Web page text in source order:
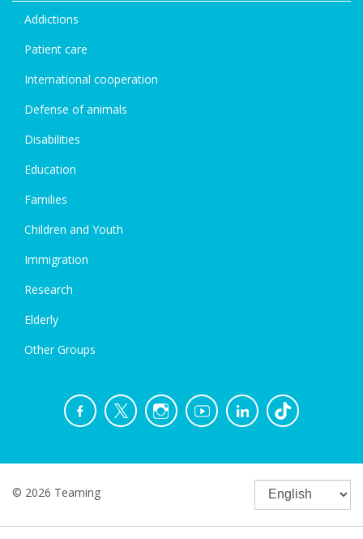
Addictions
Patient care
International cooperation
Defense of animals
Disabilities
Education
Families
Children and Youth
Immigration
Research
Elderly
Other Groups
© 2026 Teaming